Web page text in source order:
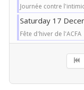
Journée contre
Saturday 17
Fête d'hiver de l'ACFA